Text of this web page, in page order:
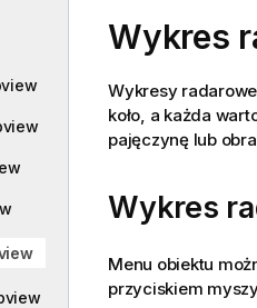
Wykres
Wykresy
koło, a każda
pajęczynę lub
Wykres
Menu obiektu
przyciskiem